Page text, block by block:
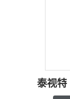
泰视特